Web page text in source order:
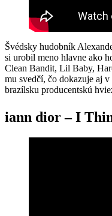
Švédsky hudobník
si urobil meno hlavne ako
Clean Bandit, Lil Baby,
mu svedčí, čo dokazuje aj
brazílsku producentskú
iann dior – I